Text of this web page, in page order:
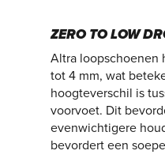
ZERO TO LOW
Altra loopschoenen
tot 4 mm, wat
hoogteverschil is
voorvoet. Dit
evenwichtigere
bevordert een